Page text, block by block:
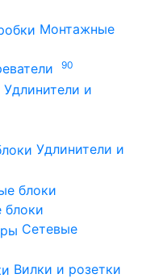
Монтажные
90
Удлинители и
Удлинители и
блоки
Сетевые
Вилки и розетки